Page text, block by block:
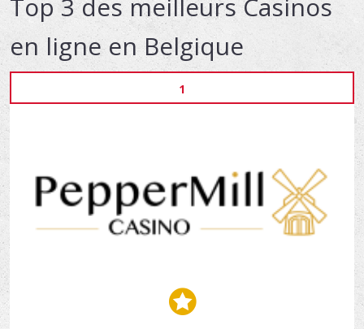
Top 3 des meilleurs Casinos
en ligne en Belgique
1